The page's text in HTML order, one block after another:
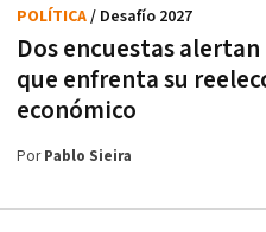
Dos encuestas
que enfrenta su
económico
POLÍTICA/ Desafío 2027
PorPablo Sieira